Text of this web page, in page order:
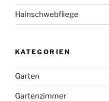
Hainschwebfliege
KATEGORIEN
Garten
Gartenzimmer